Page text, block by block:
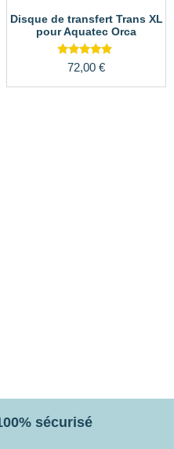
Disque de transfert Trans XL
pour Aquatec Orca
Note
4.67
sur 5
72,00 €
sécurisé